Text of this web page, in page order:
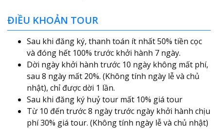
ĐIỀU KHOẢN TOUR
Sau khi đăng ký, thanh toán ít nhất 50% tiền cọc
và đóng hết 100% trước khởi hành 7 ngày.
Dời ngày khởi hành trước 10 ngày không mất phí,
sau 8 ngày mất 20%. (Không tính ngày lễ và chủ
nhật), chỉ được dời 1 lần.
Sau khi đăng ký huỷ tour mất 10% giá tour
Từ 10 đến trước 8 ngày trước ngày khởi hành chịu
phí 30% giá tour. (Không tính ngày lễ và chủ nhật)